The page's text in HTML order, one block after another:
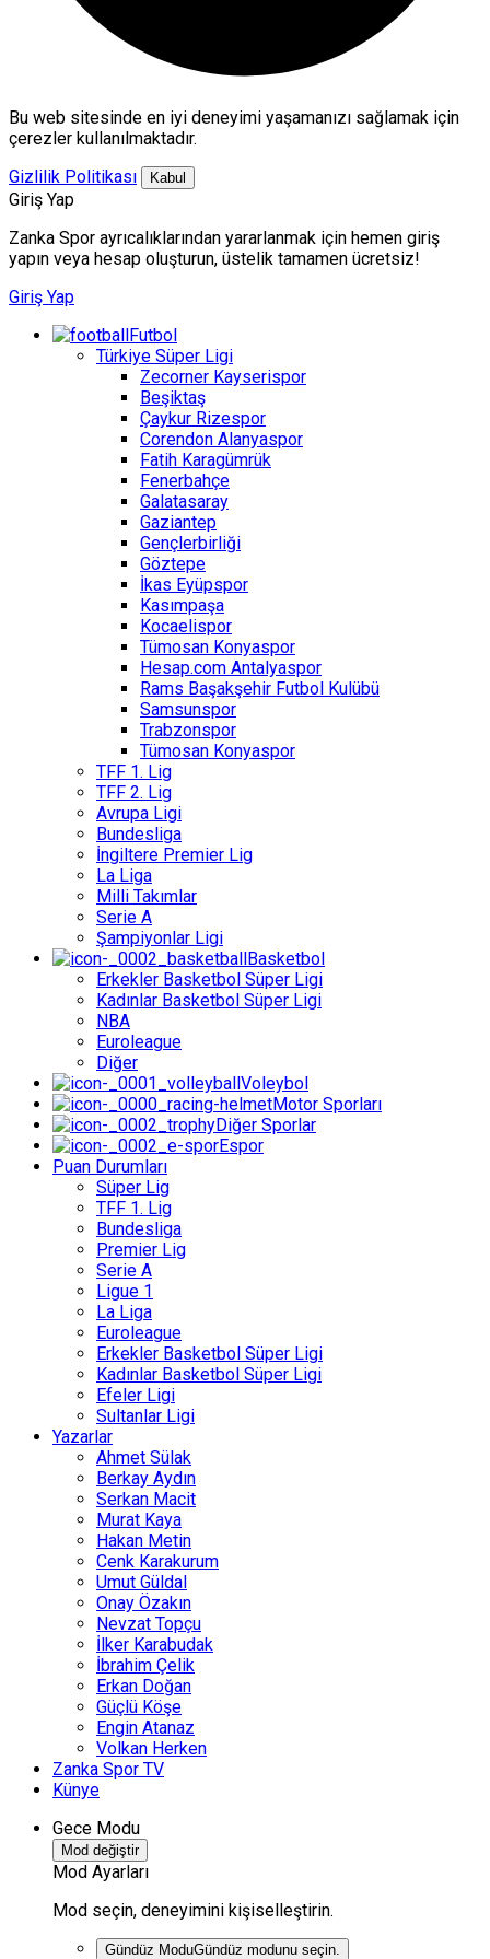
Bu web sitesinde en iyi deneyimi yaşamanızı sağlamak için
çerezler kullanılmaktadır.
Gizlilik Politikası
Kabul
Giriş Yap
Zanka Spor ayrıcalıklarından yararlanmak için hemen giriş
yapın veya hesap oluşturun, üstelik tamamen ücretsiz!
Giriş Yap
Futbol
Türkiye Süper Ligi
Zecorner Kayserispor
Beşiktaş
Çaykur Rizespor
Corendon Alanyaspor
Fatih Karagümrük
Fenerbahçe
Galatasaray
Gaziantep
Gençlerbirliği
Göztepe
İkas Eyüpspor
Kasımpaşa
Kocaelispor
Tümosan Konyaspor
Hesap.com Antalyaspor
Rams Başakşehir Futbol Kulübü
Samsunspor
Trabzonspor
Tümosan Konyaspor
TFF 1. Lig
TFF 2. Lig
Avrupa Ligi
Bundesliga
İngiltere Premier Lig
La Liga
Milli Takımlar
Serie A
Şampiyonlar Ligi
Basketbol
Erkekler Basketbol Süper Ligi
Kadınlar Basketbol Süper Ligi
NBA
Euroleague
Diğer
Voleybol
Motor Sporları
Diğer Sporlar
Espor
Puan Durumları
Süper Lig
TFF 1. Lig
Bundesliga
Premier Lig
Serie A
Ligue 1
La Liga
Euroleague
Erkekler Basketbol Süper Ligi
Kadınlar Basketbol Süper Ligi
Efeler Ligi
Sultanlar Ligi
Yazarlar
Ahmet Sülak
Berkay Aydın
Serkan Macit
Murat Kaya
Hakan Metin
Cenk Karakurum
Umut Güldal
Onay Özakın
Nevzat Topçu
İlker Karabudak
İbrahim Çelik
Erkan Doğan
Güçlü Köşe
Engin Atanaz
Volkan Herken
Zanka Spor TV
Künye
Gece Modu
Mod değiştir
Mod Ayarları
Mod seçin, deneyimini kişiselleştirin.
Gündüz ModuGündüz modunu seçin.